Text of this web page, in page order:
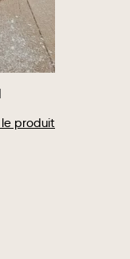
le produit